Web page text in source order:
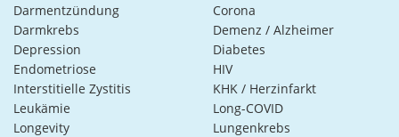
Darmentzündung
Corona
Darmkrebs
Demenz / Alzheimer
Depression
Diabetes
Endometriose
HIV
Interstitielle Zystitis
KHK / Herzinfarkt
Leukämie
Long-COVID
Longevity
Lungenkrebs